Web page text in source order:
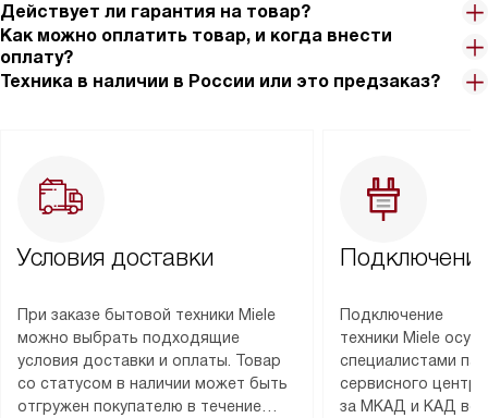
Действует ли гарантия на товар?
Как можно оплатить товар, и когда внести
оплату?
Техника в наличии в России или это предзаказ?
Условия доставки
При заказе бытовой техники Miele
можно выбрать подходящие
условия доставки и оплаты. Товар
со статусом в наличии может быть
отгружен покупателю в течение
Подключение
техники Miele
специалистами
сервисного
за МКАД и КАД